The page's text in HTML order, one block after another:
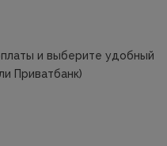
и выберите удобный
Приватбанк)